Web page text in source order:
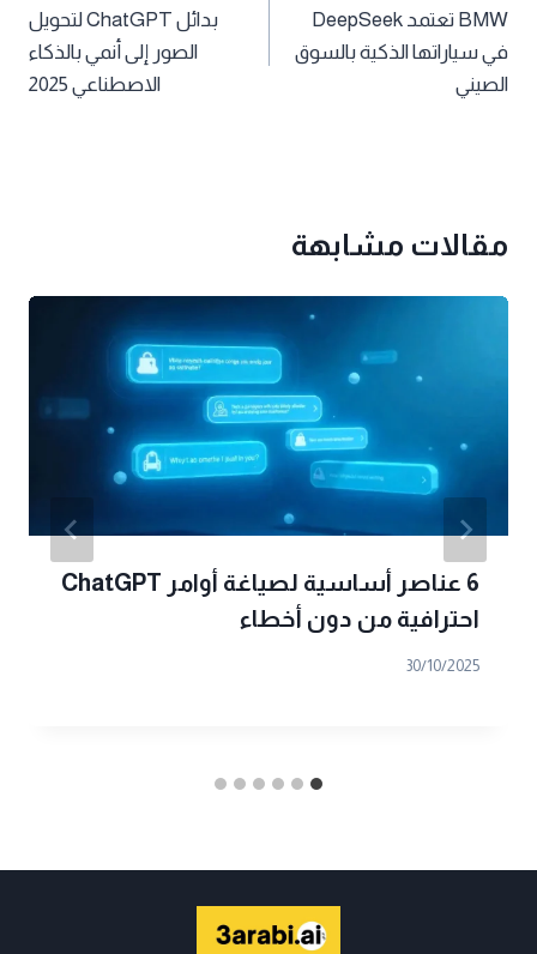
المقالاتBMW تعتمد DeepSeek
في سياراتها الذكية بالسوق
الصيني
بدائل ChatGPT لتحويل
الصور إلى أنمي بالذكاء
الاصطناعي 2025
مقالات مشابهة
6 عناصر أساسية لصياغة أوامر ChatGPT
احترافية من دون أخطاء
30/10/2025